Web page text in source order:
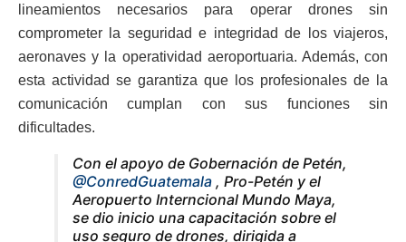
lineamientos necesarios para operar drones sin
comprometer la seguridad e integridad de los viajeros,
aeronaves y la operatividad aeroportuaria. Además, con
esta actividad se garantiza que los profesionales de la
comunicación cumplan con sus funciones sin
dificultades.
Con el apoyo de Gobernación de Petén,
@ConredGuatemala , Pro-Petén y el
Aeropuerto Interncional Mundo Maya,
se dio inicio una capacitación sobre el
uso seguro de drones, dirigida a